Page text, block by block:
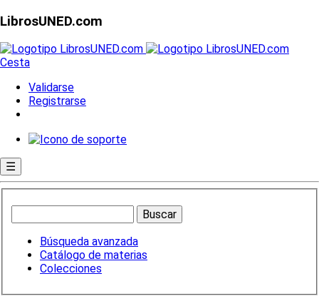
LibrosUNED.com
Cesta
Validarse
Registrarse
☰
Búsqueda avanzada
Catálogo de materias
Colecciones